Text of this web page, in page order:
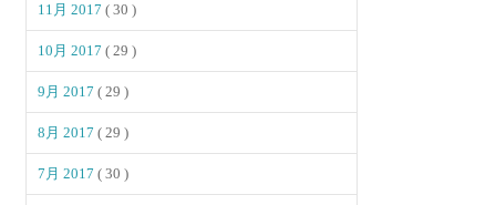
11月 2017( 30 )
10月 2017( 29 )
9月 2017( 29 )
8月 2017( 29 )
7月 2017( 30 )